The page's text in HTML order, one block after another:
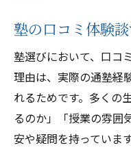
塾の口コミ体験
塾選びにおいて、口コ
理由は、実際の通塾経
れるためです。多くの
るのか」「授業の雰囲
安や疑問を持っていま